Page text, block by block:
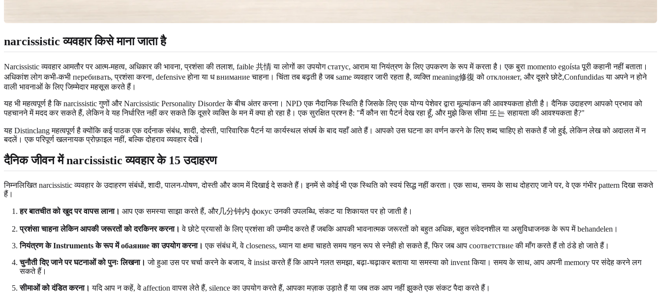
narcissistic व्यवहार किसे माना जाता है
Narcissistic व्यवहार आमतौर पर आत्म-महत्व, अधिकार की भावना, प्रशंसा की तलाश, faible 共情 या लोगों का उपयोग статус, आराम या नियंत्रण के लिए उपकरण के रूप में करता है। एक बुरा momento egoísta पूरी कहानी नहीं बताता।
अधिकांश लोग कभी-कभी перебивать, प्रशंसा करना, defensive होना या ध внимание चाहना। चिंता तब बढ़ती है जब same व्यवहार जारी रहता है, व्यक्ति meaning修復 को отклоняет, और दूसरे छोटे,Confundidas या अपने न होने
वाली भावनाओं के लिए जिम्मेदार महसूस करते हैं।
यह भी महत्वपूर्ण है कि narcissistic गुणों और Narcissistic Personality Disorder के बीच अंतर करना। NPD एक नैदानिक स्थिति है जिसके लिए एक योग्य पेशेवर द्वारा मूल्यांकन की आवश्यकता होती है। दैनिक उदाहरण आपको प्रभाव को
पहचानने में मदद कर सकते हैं, लेकिन वे यह निर्धारित नहीं कर सकते कि दूसरे व्यक्ति के मन में क्या हो रहा है। एक सुरक्षित प्रश्न है: "मैं कौन सा पैटर्न देख रहा हूँ, और मुझे किस सीमा 또는 सहायता की आवश्यकता है?"
यह Distinclang महत्वपूर्ण है क्योंकि कई पाठक एक दर्दनाक संबंध, शादी, दोस्ती, पारिवारिक पैटर्न या कार्यस्थल संघर्ष के बाद यहाँ आते हैं। आपको उस घटना का वर्णन करने के लिए शब्द चाहिए हो सकते हैं जो हुई, लेकिन लेख को अदालत में न
बदलें। एक परिपूर्ण खलनायक प्रोफ़ाइल नहीं, बल्कि दोहराव व्यवहार देखें।
दैनिक जीवन में narcissistic व्यवहार के 15 उदाहरण
निम्नलिखित narcissistic व्यवहार के उदाहरण संबंधों, शादी, पालन-पोषण, दोस्ती और काम में दिखाई दे सकते हैं। इनमें से कोई भी एक स्थिति को स्वयं सिद्ध नहीं करता। एक साथ, समय के साथ दोहराए जाने पर, वे एक गंभीर pattern दिखा सकते
हैं।
हर बातचीत को खुद पर वापस लाना। आप एक समस्या साझा करते हैं, और几分钟内 фокус उनकी उपलब्धि, संकट या शिकायत पर हो जाती है।
प्रशंसा चाहना लेकिन आपकी जरूरतों को दरकिनर करना। वे छोटे प्रयासों के लिए प्रशंसा की उम्मीद करते हैं जबकि आपकी भावनात्मक जरूरतों को बहुत अधिक, बहुत संवेदनशील या असुविधाजनक के रूप में behandelen।
नियंत्रण के Instruments के रूप में обаяние का उपयोग करना। एक संबंध में, वे closeness, ध्यान या क्षमा चाहते समय गहन रूप से स्नेही हो सकते हैं, फिर जब आप соответствие की माँग करते हैं तो ठंडे हो जाते हैं।
चुनौती दिए जाने पर घटनाओं को पुनः लिखना। जो हुआ उस पर चर्चा करने के बजाय, वे insist करते हैं कि आपने गलत समझा, बढ़ा-चढ़ाकर बताया या समस्या को invent किया। समय के साथ, आप अपनी memory पर संदेह करने लग
सकते हैं।
सीमाओं को दंडित करना। यदि आप न कहें, वे affection वापस लेते हैं, silence का उपयोग करते हैं, आपका मज़ाक उड़ाते हैं या जब तक आप नहीं झुकते एक संकट पैदा करते हैं।